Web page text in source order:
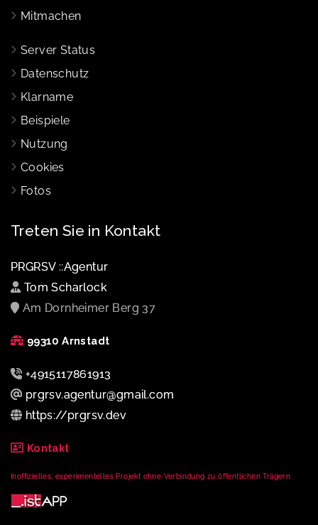
Mitmachen
Server Status
Datenschutz
Klarname
Beispiele
Nutzung
Cookies
Fotos
Treten Sie in Kontakt
PRGRSV ::Agentur
Tom Scharlock
Am Dornheimer Berg 37
99310 Arnstadt
+4915117861913
prgrsv.agentur@gmail.com
https://prgrsv.dev
Kontakt
Inoffizielles, experimentelles Projekt ohne Verbindung zu öffentlichen Trägern.